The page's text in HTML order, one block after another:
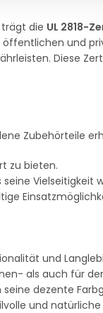
die UL 2818-
öffentlichen und
Diese
Zubehörteile
zu bieten.
Vielseitigkeit
und
als auch für
dezente
und natürliche